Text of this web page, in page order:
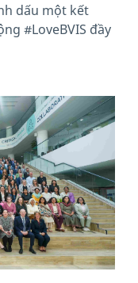
dấu một kết
#LoveBVIS đầy